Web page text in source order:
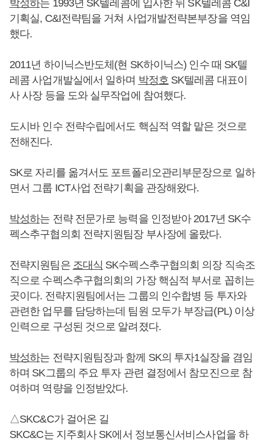
박성하는 1993년 SK텔레콤에 입사한 뒤 SK텔레콤 C&I
기획실, C&I전략팀을 거쳐 사업개발전략본부장을 역임
했다.
2011년 하이닉스반도체(현 SK하이닉스) 인수 때 SK텔
레콤 사업개발실에서 일하며 박정호 SK텔레콤 대표이
사 사장 등을 도와 실무작업에 참여했다.
도시바 인수 전략수립에서도 핵심적 역할 맡은 것으로
전해진다.
SK로 자리를 옮겨서도 포트폴리오관리부문장으로 일하
면서 그룹 ICT사업 전략기획을 관장해왔다.
박성하는 전략 전문가로 능력을 인정받아 2017년 SK수
펙스추구협의회 전략지원팀장 부사장에 올랐다.
전략지원팀은 조대식 SK수펙스추구협의회 의장 직속조
직으로 수펙스추구협의회의 가장 핵심적 부서로 꼽히는
곳이다. 전략지원팀에서는 그룹의 인수합병 등 투자와
관련한 업무를 담당하는데 팀원 모두가 부장급(PL) 이상
인력으로 구성된 것으로 알려졌다.
박성하는 전략지원팀장과 함께 SK의 투자1실장을 겸임
하며 SK그룹의 주요 투자 관련 결정에서 참모진으로 참
여하며 역량을 인정받았다.
△SKC&C가 걸어온 길
SKC&C는 지주회사 SK에서 정보통신서비스사업을 하